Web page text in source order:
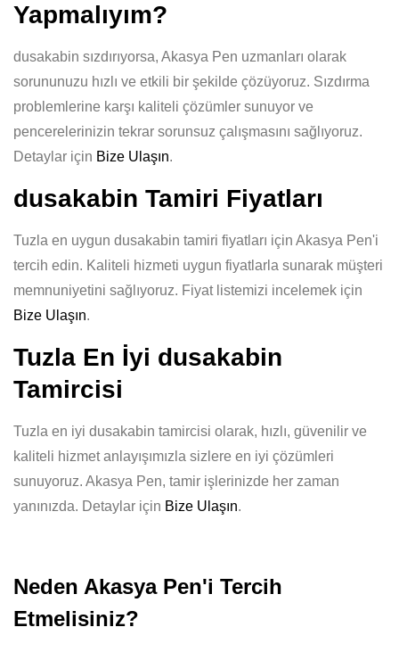
Yapmalıyım?
dusakabin sızdırıyorsa, Akasya Pen uzmanları olarak
sorununuzu hızlı ve etkili bir şekilde çözüyoruz. Sızdırma
problemlerine karşı kaliteli çözümler sunuyor ve
pencerelerinizin tekrar sorunsuz çalışmasını sağlıyoruz.
Detaylar için Bize Ulaşın.
dusakabin Tamiri Fiyatları
Tuzla en uygun dusakabin tamiri fiyatları için Akasya Pen'i
tercih edin. Kaliteli hizmeti uygun fiyatlarla sunarak müşteri
memnuniyetini sağlıyoruz. Fiyat listemizi incelemek için
Bize Ulaşın.
Tuzla En İyi dusakabin
Tamircisi
Tuzla en iyi dusakabin tamircisi olarak, hızlı, güvenilir ve
kaliteli hizmet anlayışımızla sizlere en iyi çözümleri
sunuyoruz. Akasya Pen, tamir işlerinizde her zaman
yanınızda. Detaylar için Bize Ulaşın.
Neden Akasya Pen'i Tercih
Etmelisiniz?